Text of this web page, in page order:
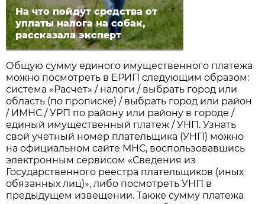
На что пойдут средства от
уплаты налога на собак,
рассказала эксперт
Общую сумму единого имущественного платежа
можно посмотреть в ЕРИП следующим образом:
система «Расчет» / налоги / выбрать город или
область (по прописке) / выбрать город или район
/ ИМНС / УРП по району или району в городе /
единый имущественный платеж / УНП. Узнать
свой учетный номер плательщика (УНП) можно
на официальном сайте МНС, воспользовавшись
электронным сервисом «Сведения из
Государственного реестра плательщиков (иных
обязанных лиц)», либо посмотреть УНП в
предыдущем извещении. Также сумму платежа